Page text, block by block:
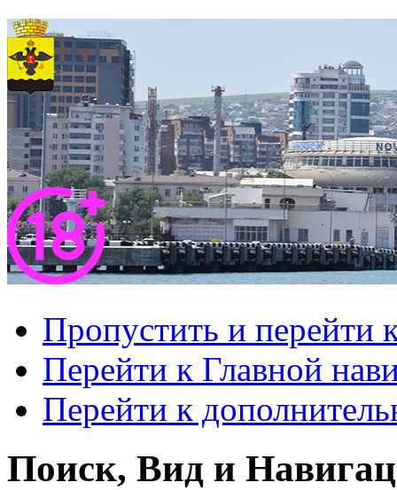
Пропустить и перейти
Перейти к Главной
Перейти к
Поиск, Вид и